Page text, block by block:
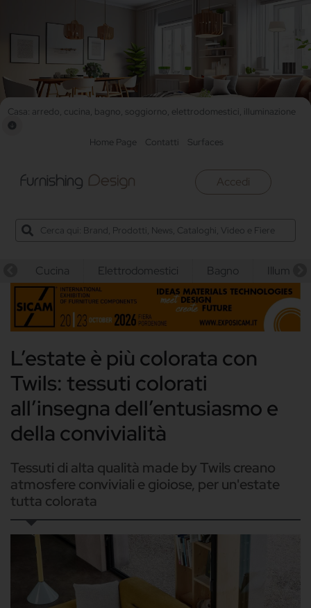
Casa: arredo, cucina, bagno, soggiorno, elettrodomestici, illuminazione
Home Page Contatti Surfaces
Accedi
Cucina Elettrodomestici Bagno
L’estate è più colorata con
Twils: tessuti colorati
all’insegna dell’entusiasmo e
della convivialità
Tessuti di alta qualità made by Twils creano
atmosfere conviviali e gioiose, per un'estate
tutta colorata